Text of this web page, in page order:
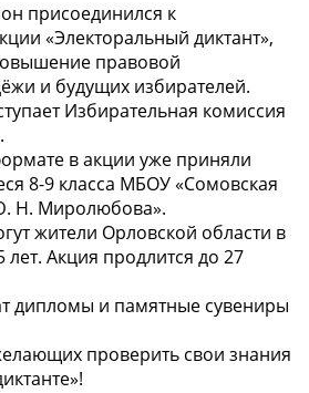
присоединился к
«Электоральный диктант»,
правовой
и будущих избирателей.
Избирательная комиссия
в акции уже приняли
8-9 класса МБОУ «Сомовская
Н. Миролюбова».
жители Орловской области в
лет. Акция продлится до 27
дипломы и памятные сувениры
проверить свои знания